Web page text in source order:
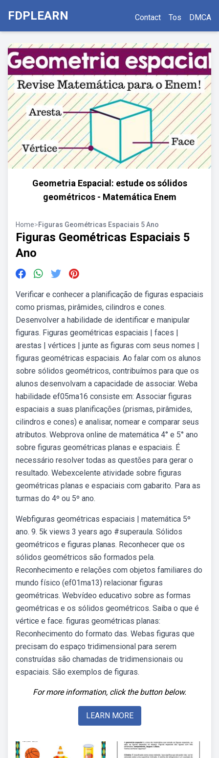
FDPLEARN Contact Tos DMCA
Geometria Espacial: estude os sólidos
geométricos - Matemática Enem
Home>Figuras Geométricas Espaciais 5 Ano
Figuras Geométricas Espaciais 5
Ano
Verificar e conhecer a planificação de figuras espaciais
como prismas, pirâmides, cilindros e cones.
Desenvolver a habilidade de identificar e manipular
figuras. Figuras geométricas espaciais | faces |
arestas | vértices | junte as figuras com seus nomes |
figuras geométricas espaciais. Ao falar com os alunos
sobre sólidos geométricos, contribuímos para que os
alunos desenvolvam a capacidade de associar. Weba
habilidade ef05ma16 consiste em: Associar figuras
espaciais a suas planificações (prismas, pirâmides,
cilindros e cones) e analisar, nomear e comparar seus
atributos. Webprova online de matemática 4° e 5° ano
sobre figuras geométricas planas e espaciais. É
necessário resolver todas as questões para gerar o
resultado. Webexcelente atividade sobre figuras
geométricas planas e espaciais com gabarito. Para as
turmas do 4º ou 5º ano.
Webfiguras geométricas espaciais | matemática 5º
ano. 9. 5k views 3 years ago #superaula. Sólidos
geométricos e figuras planas. Reconhecer que os
sólidos geométricos são formados pela.
Reconhecimento e relações com objetos familiares do
mundo físico (ef01ma13) relacionar figuras
geométricas. Webvídeo educativo sobre as formas
geométricas e os sólidos geométricos. Saiba o que é
vértice e face. figuras geométricas planas:
Reconhecimento do formato das. Webas figuras que
precisam do espaço tridimensional para serem
construídas são chamadas de tridimensionais ou
espaciais. São exemplos de figuras.
For more information, click the button below.
LEARN MORE